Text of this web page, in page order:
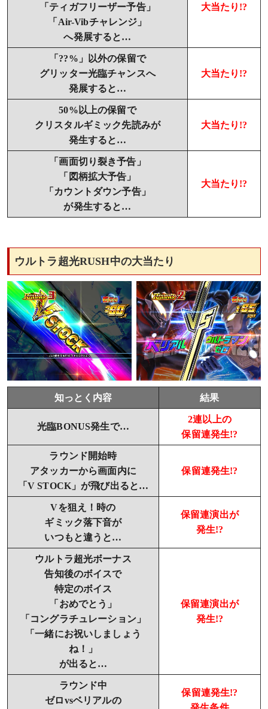
「ティガフリーザー予告」
「Air-Vibチャレンジ」
へ発展すると…
大当たり!?
「??%」以外の保留で
グリッター光臨チャンスへ
発展すると…
大当たり!?
50%以上の保留で
クリスタルギミック先読みが
発生すると…
大当たり!?
「画面切り裂き予告」
「図柄拡大予告」
「カウントダウン予告」
が発生すると…
大当たり!?
ウルトラ超光RUSH中の大当たり
知っとく内容 結果
光臨BONUS発生で…
2連以上の
保留連発生!?
ラウンド開始時
アタッカーから画面内に
「V STOCK」が飛び出ると…
保留連発生!?
Vを狙え！時の
ギミック落下音が
いつもと違うと…
保留連演出が
発生!?
ウルトラ超光ボーナス
告知後のボイスで
特定のボイス
「おめでとう」
「コングラチュレーション」
「一緒にお祝いしましょう
ね！」
が出ると…
保留連演出が
発生!?
ラウンド中
ゼロvsベリアルの
保留連発生!?